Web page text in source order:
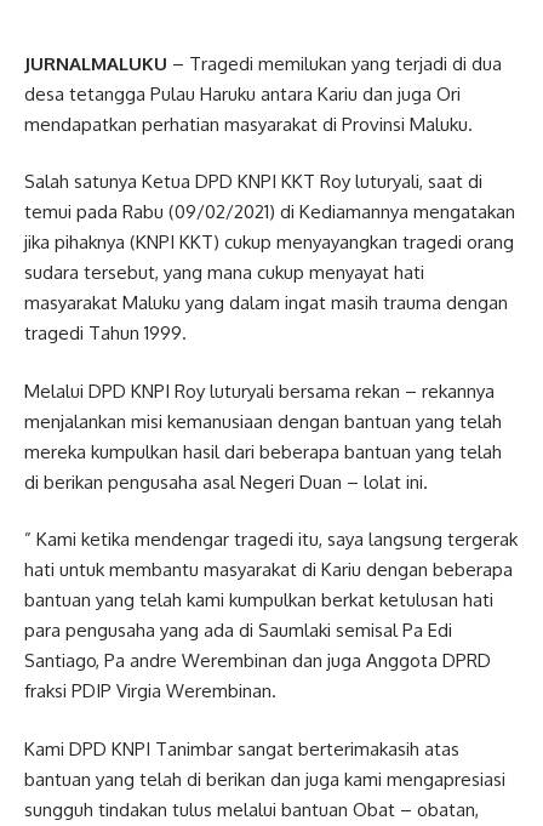
JURNALMALUKU – Tragedi memilukan yang terjadi di dua
desa tetangga Pulau Haruku antara Kariu dan juga Ori
mendapatkan perhatian masyarakat di Provinsi Maluku.
Salah satunya Ketua DPD KNPI KKT Roy luturyali, saat di
temui pada Rabu (09/02/2021) di Kediamannya mengatakan
jika pihaknya (KNPI KKT) cukup menyayangkan tragedi orang
sudara tersebut, yang mana cukup menyayat hati
masyarakat Maluku yang dalam ingat masih trauma dengan
tragedi Tahun 1999.
Melalui DPD KNPI Roy luturyali bersama rekan – rekannya
menjalankan misi kemanusiaan dengan bantuan yang telah
mereka kumpulkan hasil dari beberapa bantuan yang telah
di berikan pengusaha asal Negeri Duan – lolat ini.
” Kami ketika mendengar tragedi itu, saya langsung tergerak
hati untuk membantu masyarakat di Kariu dengan beberapa
bantuan yang telah kami kumpulkan berkat ketulusan hati
para pengusaha yang ada di Saumlaki semisal Pa Edi
Santiago, Pa andre Werembinan dan juga Anggota DPRD
fraksi PDIP Virgia Werembinan.
Kami DPD KNPI Tanimbar sangat berterimakasih atas
bantuan yang telah di berikan dan juga kami mengapresiasi
sungguh tindakan tulus melalui bantuan Obat – obatan,